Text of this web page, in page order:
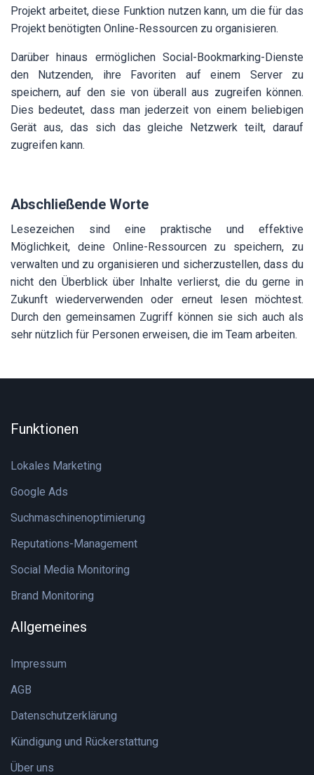
Projekt arbeitet, diese Funktion nutzen kann, um die für das
Projekt benötigten Online-Ressourcen zu organisieren.
Darüber hinaus ermöglichen Social-Bookmarking-Dienste
den Nutzenden, ihre Favoriten auf einem Server zu
speichern, auf den sie von überall aus zugreifen können.
Dies bedeutet, dass man jederzeit von einem beliebigen
Gerät aus, das sich das gleiche Netzwerk teilt, darauf
zugreifen kann.
Abschließende Worte
Lesezeichen sind eine praktische und effektive
Möglichkeit, deine Online-Ressourcen zu speichern, zu
verwalten und zu organisieren und sicherzustellen, dass du
nicht den Überblick über Inhalte verlierst, die du gerne in
Zukunft wiederverwenden oder erneut lesen möchtest.
Durch den gemeinsamen Zugriff können sie sich auch als
sehr nützlich für Personen erweisen, die im Team arbeiten.
Funktionen
Lokales Marketing
Google Ads
Suchmaschinenoptimierung
Reputations-Management
Social Media Monitoring
Brand Monitoring
Allgemeines
Impressum
AGB
Datenschutzerklärung
Kündigung und Rückerstattung
Über uns